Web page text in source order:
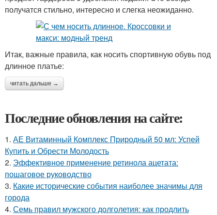
получатся стильно, интересно и слегка неожиданно.
Итак, важные правила, как носить спортивную обувь под
длинное платье:
читать дальше →
Последние обновления на сайте:
1. АЕ Витаминный Комплекс Природный 50 мл: Успей
Купить и Обрести Молодость
2. Эффективное применение ретинола ацетата:
пошаговое руководство
3. Какие исторические события наиболее значимы для
города
4. Семь правил мужского долголетия: как продлить